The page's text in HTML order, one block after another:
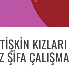
ŞİFA